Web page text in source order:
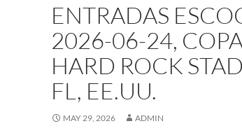
ENTRADAS
2026-06-24,
HARD ROCK
FL, EE.UU.
MAY 29, 2026 ADMIN